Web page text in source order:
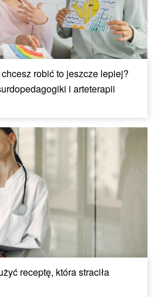
robić to jeszcze lepiej?
i arteterapii
receptę, która straciła